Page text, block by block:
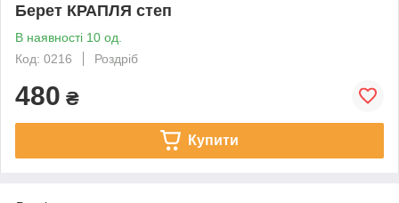
Берет КРАПЛЯ степ
В наявності 10 од.
Код: 0216
Роздріб
480 ₴
Купити